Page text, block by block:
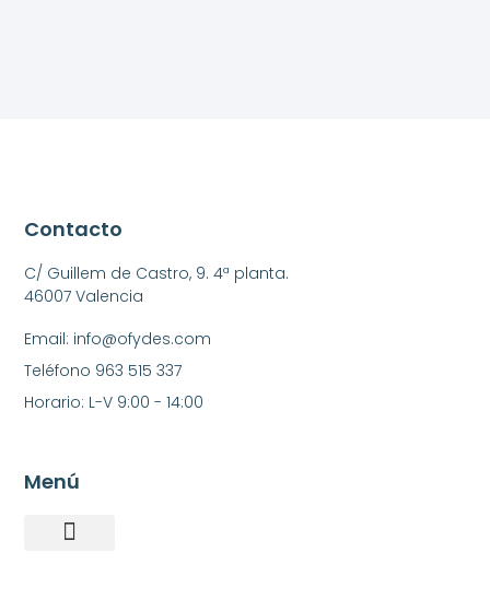
Menú
Contacto
C/ Guillem de Castro, 9. 4ª planta.
46007 Valencia
Email: info@ofydes.com
Teléfono 963 515 337
Horario: L-V 9:00 - 14:00